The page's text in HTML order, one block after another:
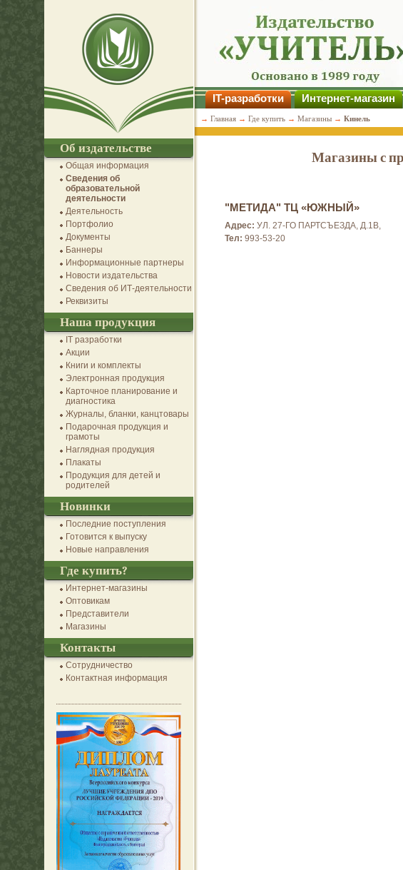
Магазины с
"МЕТИДА" ТЦ «ЮЖНЫЙ»
Адрес: УЛ. 27-ГО ПАРТСЪЕЗДА, Д.1В,
Тел: 993-53-20
IT-разработки Интернет-магазин
→ Главная → Где купить → Магазины → Кинель
Об издательстве
Общая информация
Сведения об
образовательной
деятельности
Деятельность
Портфолио
Документы
Баннеры
Информационные партнеры
Новости издательства
Сведения об ИТ-деятельности
Реквизиты
Наша продукция
IT разработки
Акции
Книги и комплекты
Электронная продукция
Карточное планирование и
диагностика
Журналы, бланки, канцтовары
Подарочная продукция и
грамоты
Наглядная продукция
Плакаты
Продукция для детей и
родителей
Новинки
Последние поступления
Готовится к выпуску
Новые направления
Где купить?
Интернет-магазины
Оптовикам
Представители
Магазины
Контакты
Сотрудничество
Контактная информация